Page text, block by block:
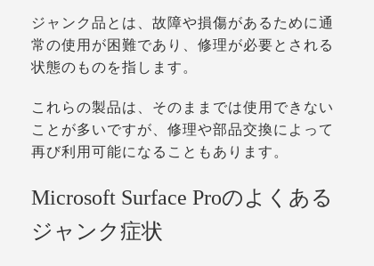
ジャンク品とは、故障や損傷があるために通
常の使用が困難であり、修理が必要とされる
状態のものを指します。
これらの製品は、そのままでは使用できない
ことが多いですが、修理や部品交換によって
再び利用可能になることもあります。
Microsoft Surface Proのよくある
ジャンク症状